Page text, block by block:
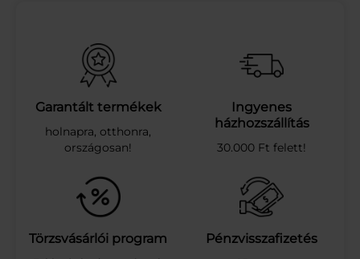
R
C
U
K
R
Z
C
S
K
Ó
S
Garantált termékek
holnapra, otthonra,
országosan!
Ingyenes
házhozszállítás
30.000 Ft felett!
Törzsvásárlói program Pénzvisszafizetés